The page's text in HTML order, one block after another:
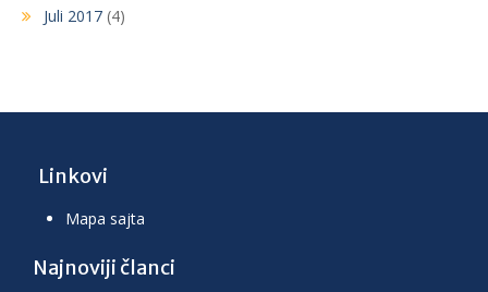
Juli 2017 (4)
Linkovi
Mapa sajta
Najnoviji članci